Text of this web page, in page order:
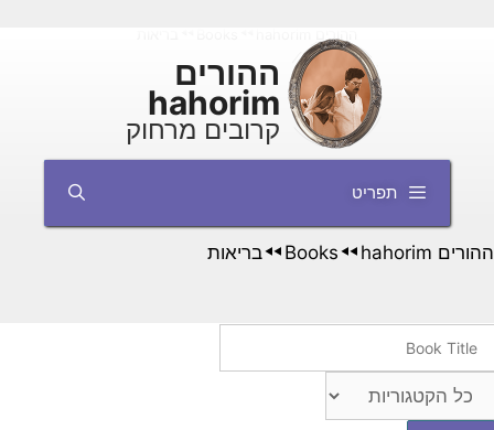
ההורים
hahorim
קרובים מרחוק
תפריט
ההורים hahorim ◄◄
Books
◄◄ בריאות